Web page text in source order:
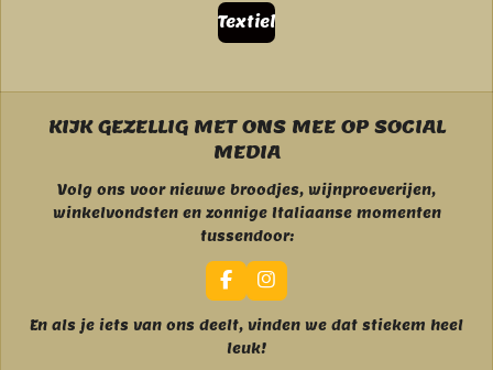
Textiel
KIJK GEZELLIG MET ONS MEE OP SOCIAL
MEDIA
Volg ons voor nieuwe broodjes, wijnproeverijen,
winkelvondsten en zonnige Italiaanse momenten
tussendoor:
F
a
c
e
b
I
n
s
t
a
En als je iets van ons deelt, vinden we dat stiekem heel
leuk!